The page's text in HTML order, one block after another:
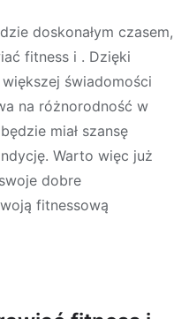
doskonałym czasem,
fitness i . Dzięki
świadomości
na różnorodność w
miał szansę
Warto więc już
dobre
fitnessową